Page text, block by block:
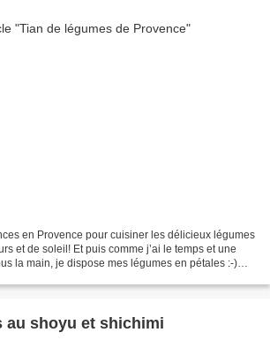
en Provence pour cuisiner les délicieux légumes
et de soleil! Et puis comme j’ai le temps et une
la main, je dispose mes légumes en pétales :-)
au shoyu et shichimi